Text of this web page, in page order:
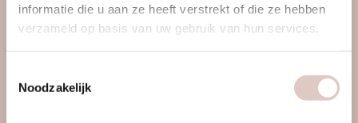
informatie die u aan ze heeft verstrekt of die ze hebben
verzameld op basis van uw gebruik van hun services.
Noodzakelijk
pricing & sign up